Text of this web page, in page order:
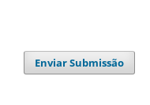
Enviar Submissão